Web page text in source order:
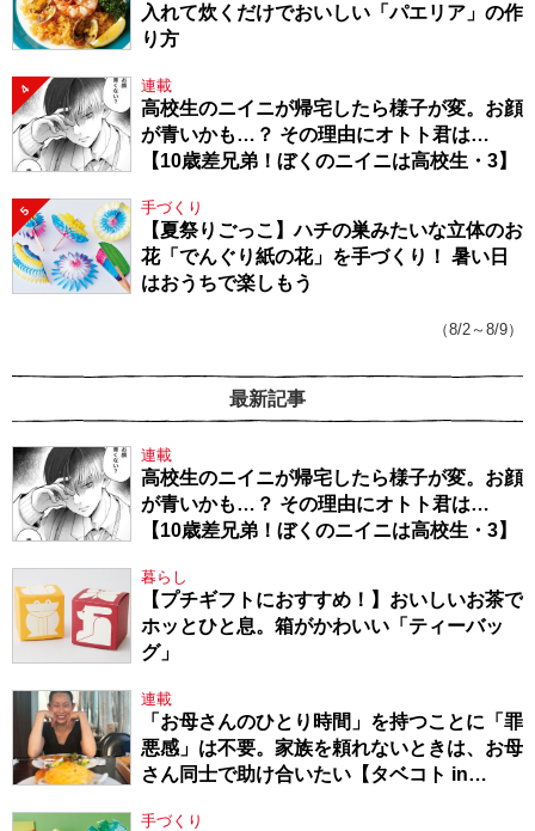
入れて炊くだけでおいしい「パエリア」の作
り方
4 連載
高校生のニイニが帰宅したら様子が変。お顔
が青いかも…？ その理由にオトト君は…
【10歳差兄弟！ぼくのニイニは高校生・3】
5 手づくり
【夏祭りごっこ】ハチの巣みたいな立体のお
花「でんぐり紙の花」を手づくり！ 暑い日
はおうちで楽しもう
（8/2～8/9）
最新記事
連載
高校生のニイニが帰宅したら様子が変。お顔
が青いかも…？ その理由にオトト君は…
【10歳差兄弟！ぼくのニイニは高校生・3】
暮らし
【プチギフトにおすすめ！】おいしいお茶で
ホッとひと息。箱がかわいい「ティーバッ
グ」
連載
「お母さんのひとり時間」を持つことに「罪
悪感」は不要。家族を頼れないときは、お母
さん同士で助け合いたい【タベコト in
手づくり